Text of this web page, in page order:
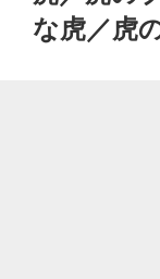
な虎／虎